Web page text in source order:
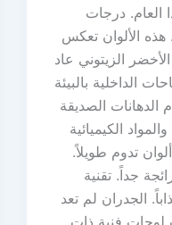
العام. درجات
هذه الألوان تعكس
الزيتوني عاد
الداخلية بالبيئة
الدهانات الصديقة
الكيميائية
تدوم طويلاً.
جداً. تقنية
الجدران لم تعد